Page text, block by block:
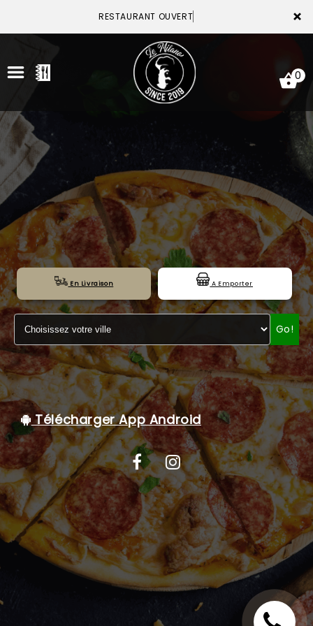
×
RESTAURANT OUVERT
ACCUEIL
LA CARTE
VOTRE COMPTE
NOTRE RESTAURANT
VOS AVIS
MENTIONS LÉGALES
C.G.V
0
En Livraison A Emporter
Go!
Télécharger App Android